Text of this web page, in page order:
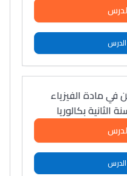
في مادة الفيزياء
بكالوريا